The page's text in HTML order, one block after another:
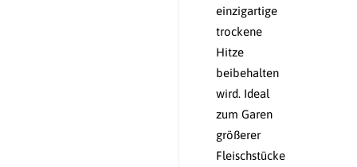
einzigartige
trockene
Hitze
beibehalten
wird. Ideal
zum Garen
größerer
Fleischstücke